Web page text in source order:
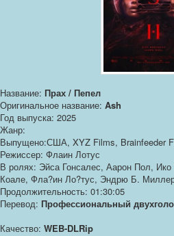
Название: Прах / Пепел
Оригинальное название: Ash
Год выпуска: 2025
Жанр:
Выпущено:США, XYZ Films, Brainfeeder
Режиссер: Флаин Лотус
В ролях: Эйса Гонсалес, Аарон Пол,
Коале, Фла?ин Ло?тус, Эндрю Б.
Продолжительность: 01:30:05
Перевод: Профессиональный
Качество: WEB-DLRip